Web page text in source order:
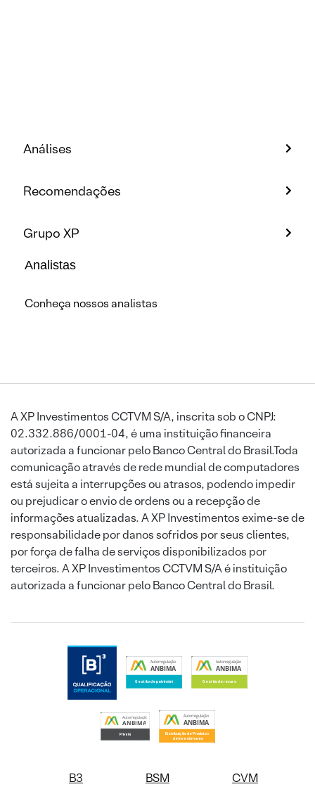
Análises
Recomendações
Grupo XP
Analistas
Conheça nossos analistas
A XP Investimentos CCTVM S/A, inscrita sob o CNPJ:
02.332.886/0001-04, é uma instituição financeira
autorizada a funcionar pelo Banco Central do Brasil.Toda
comunicação através de rede mundial de computadores
está sujeita a interrupções ou atrasos, podendo impedir
ou prejudicar o envio de ordens ou a recepção de
informações atualizadas. A XP Investimentos exime-se de
responsabilidade por danos sofridos por seus clientes,
por força de falha de serviços disponibilizados por
terceiros. A XP Investimentos CCTVM S/A é instituição
autorizada a funcionar pelo Banco Central do Brasil.
B3 BSM CVM